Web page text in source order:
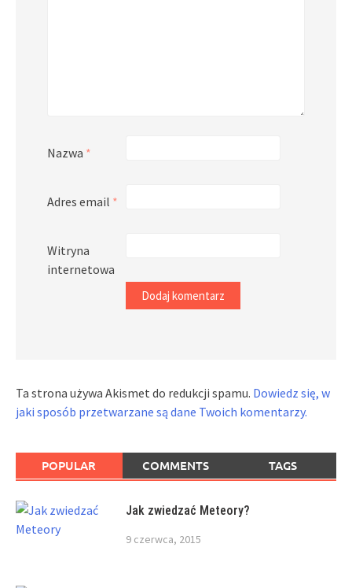
Nazwa *
Adres email *
Witryna
internetowa
Ta strona używa Akismet do redukcji spamu. Dowiedz się, w
jaki sposób przetwarzane są dane Twoich komentarzy.
POPULAR COMMENTS TAGS
Jak zwiedzać Meteory?
9 czerwca, 2015